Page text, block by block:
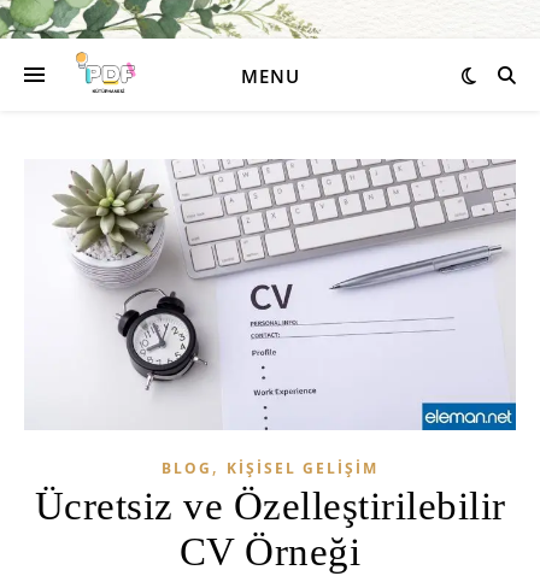
MENU
BLOG , KIŞISEL GELIŞIM
Ücretsiz ve Özelleştirilebilir
CV Örneği